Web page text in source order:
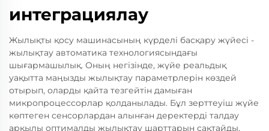
интеграциялау
Жылықты қосу машинасының күрделі басқару жүйесі -
жылықтау автоматика технологиясындағы
шығармашылық. Оның негізінде, жүйе реальдық
уақытта маңызды жылықтау параметрлерін көздей
отырып, оларды қайта тезгейтін дамыған
микропроцессорлар қолданылады. Бұл зерттеуіш жүйе
көптеген сенсорлардан алынған деректерді талдау
арқылы оптималды жылықтау шарттарын сақтайды,